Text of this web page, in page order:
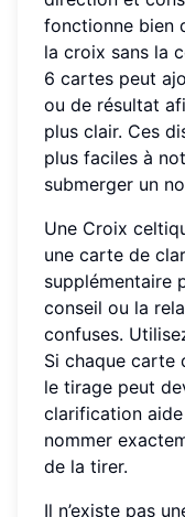
fonctionne bien
la croix sans la
6 cartes peut
ou de résultat
plus clair. Ces
plus faciles à
submerger un
Une Croix
une carte de
supplémentaire
conseil ou la
confuses.
Si chaque carte
le tirage peut
clarification
nommer
de la tirer.
Il n’existe pas